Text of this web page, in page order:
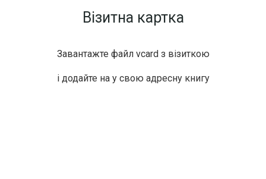
Візитна картка
Завантажте файл vcard з візиткою
і додайте на у свою адресну книгу